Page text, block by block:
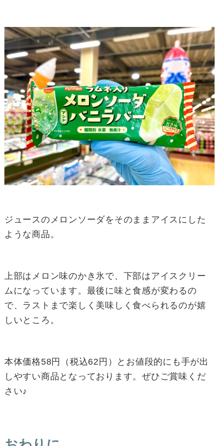
ジュースのメロンソーダをそのままアイスにした
ような商品。
上部はメロン味のかき氷で、下部はアイスクリー
ムになっています。最後に味と食感が変わるの
で、ラストまで楽しく美味しく食べられるのが嬉
しいところ。
本体価格58円（税込62円）とお値段的にも手が出
しやすい商品となっております。ぜひご賞味くだ
さい♪